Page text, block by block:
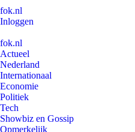
fok.nl
Inloggen
fok.nl
Actueel
Nederland
Internationaal
Economie
Politiek
Tech
Showbiz en Gossip
Opmerkelijk